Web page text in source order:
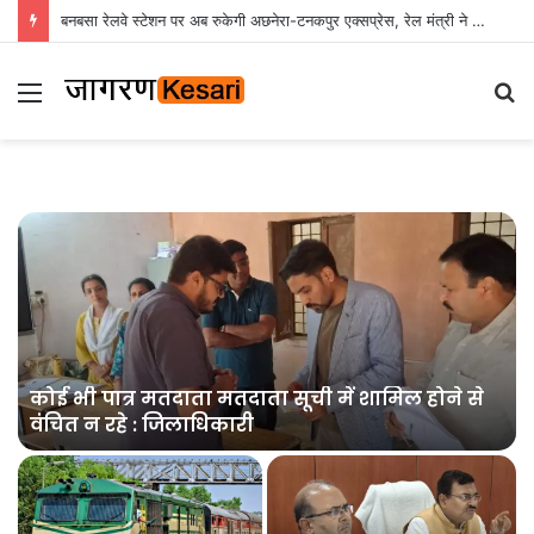
बनबसा रेलवे स्टेशन पर अब रुकेगी अछनेरा-टनकपुर एक्सप्रेस, रेल मंत्री ने दी स्वीकृति
Menu
कोई भी पात्र मतदाता मतदाता सूची में शामिल होने से
वंचित न रहे : जिलाधिकारी